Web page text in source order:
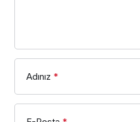
Adınız *